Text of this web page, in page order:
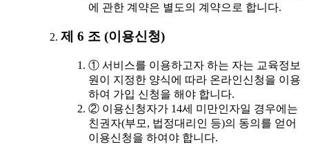
에 관한 계약은 별도의 계약으로 합니다.
제 6 조 (이용신청)
① 서비스를 이용하고자 하는 자는 교육정보
원이 지정한 양식에 따라 온라인신청을 이용
하여 가입 신청을 해야 합니다.
② 이용신청자가 14세 미만인자일 경우에는
친권자(부모, 법정대리인 등)의 동의를 얻어
이용신청을 하여야 합니다.